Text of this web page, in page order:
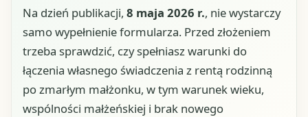
Na dzień publikacji, 8 maja 2026 r., nie wystarczy
samo wypełnienie formularza. Przed złożeniem
trzeba sprawdzić, czy spełniasz warunki do
łączenia własnego świadczenia z rentą rodzinną
po zmarłym małżonku, w tym warunek wieku,
wspólności małżeńskiej i brak nowego